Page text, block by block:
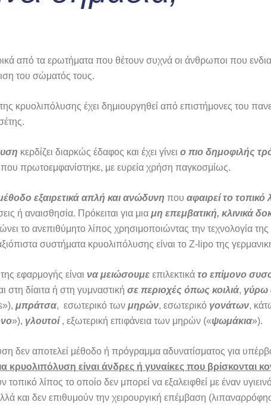
από τα ερωτήματα που θέτουν συχνά οι άνθρωποι που
του σώματός τους.
κρυολιπόλυσης έχει δημιουργηθεί από επιστήμονες του
κερδίζει διαρκώς έδαφος και έχει γίνει ο πιο δημοφιλής
πρωτοεμφανίστηκε, με ευρεία χρήση παγκοσμίως.
εξαιρετικά απλή και ανώδυνη που αφαιρεί το τοπικό
ή αναισθησία. Πρόκειται για μια μη επεμβατική, κλινικά
το ανεπιθύμητο λίπος χρησιμοποιώντας την τεχνολογία
συστήματα κρυολιπόλυσης είναι το Z-lipo της
εφαρμογής είναι να μειώσουμε επιλεκτικά το επίμονο
στη δίαιτα ή στη γυμναστική σε περιοχές όπως κοιλιά, γύρω
μπράτσα, εσωτερικό των μηρών, εσωτερικό γονάτων,
»), γλουτοί , εξωτερική επιφάνεια των μηρών («ψωμάκια»).
δεν αποτελεί μέθοδο ή πρόγραμμα αδυνατίσματος για
κρυολιπόλυση είναι άνδρες ή γυναίκες που βρίσκονται
τοπικό λίπος το οποίο δεν μπορεί να εξαλειφθεί με έναν
και δεν επιθυμούν την χειρουργική επέμβαση